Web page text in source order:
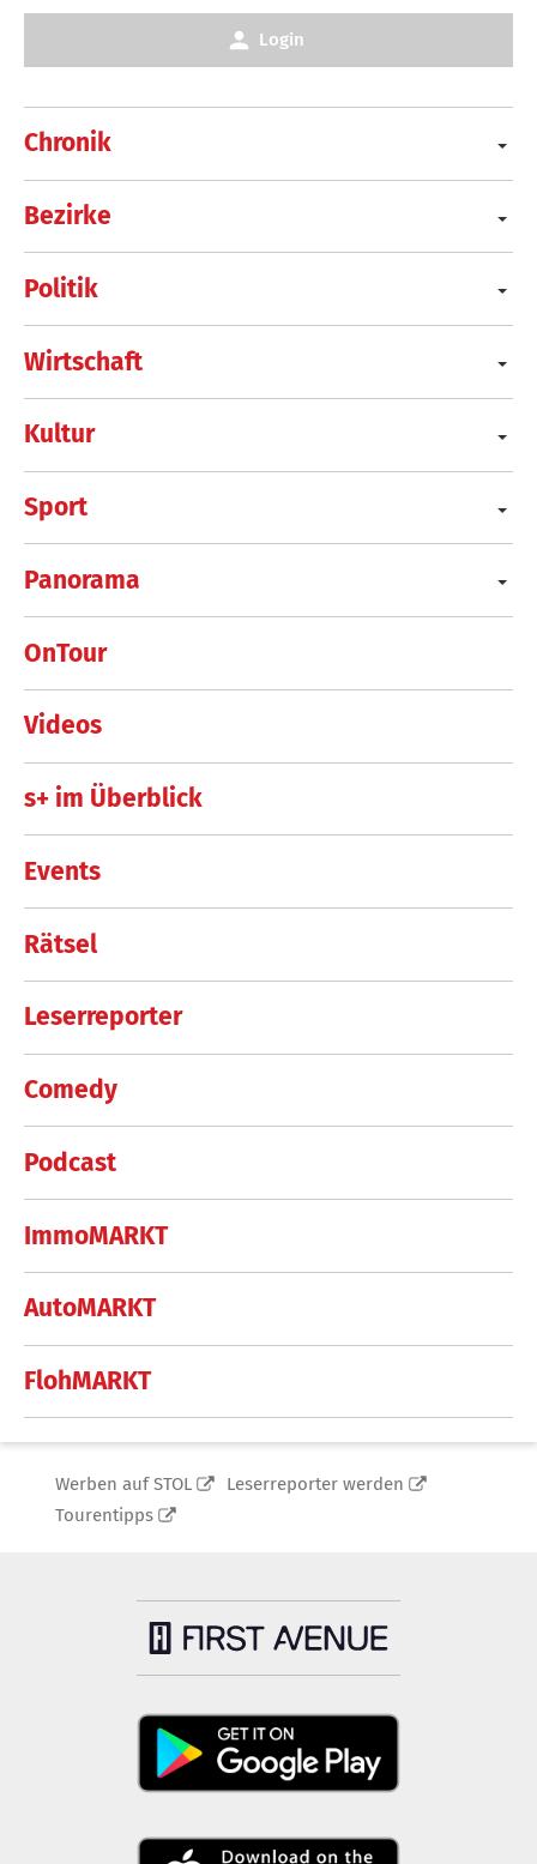
Chronik
Bezirke
Politik
Wirtschaft
Kultur
Sport
Panorama
OnTour
Videos
s+ im Überblick
Events
Rätsel
Leserreporter
Comedy
Podcast
ImmoMARKT
AutoMARKT
FlohMARKT
Login
Werben auf STOL
Leserreporter werden
Tourentipps